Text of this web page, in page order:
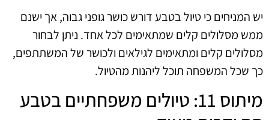
יש המניחים כי טיול בטבע דורש כושר גופני גבוה, אך ישנם
ממש מסלולים קלים שמתאימים לכל אחד. ניתן לבחור
מסלולים קלים ומתאימים לגילאים ולכושר של המשתתפים,
כך שכל המשפחה תוכל ליהנות מהטיול.
מיתוס 11: טיולים משפחתיים בטבע